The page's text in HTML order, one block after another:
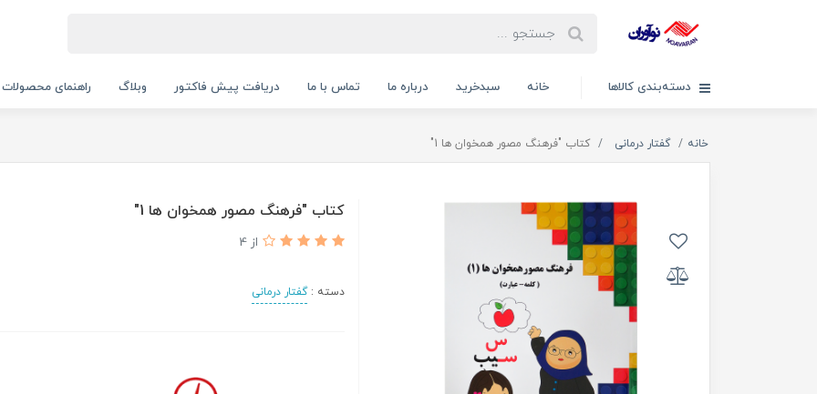
دسته‌بندی کالاها خانه سبدخرید درباره ما تماس با ما دریافت پیش فاکتور وبلاگ راهنمای محصولات
خانه گفتار درمانی کتاب "فرهنگ مصور همخوان ها 1"
کتاب "فرهنگ مصور همخوان ها 1"
از 4
دسته :گفتار درمانی